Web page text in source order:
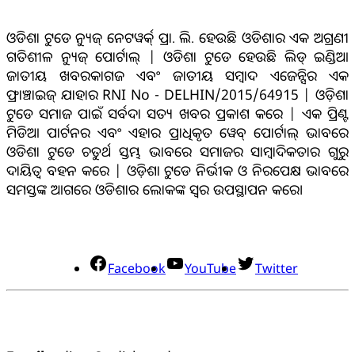
ଓଡିଶା ଟୁଡେ ନ୍ୟୁଜ୍ ନେଟୱର୍କ୍ ପ୍ରା. ଲି. ହେଉଛି ଓଡିଶାର ଏକ ଅଗ୍ରଣୀ
ଗତିଶୀଳ ନ୍ୟୁଜ୍ ପୋର୍ଟାଲ୍ | ଓଡିଶା ଟୁଡେ ହେଉଛି ଲିଡ୍ ଇଣ୍ଡିଆ
ଜାତୀୟ ଖବରକାଗଜ ଏବଂ ଜାତୀୟ ସମ୍ବାଦ ଏଜେନ୍ସିର ଏକ
ଫ୍ରାଞ୍ଚାଇଜ୍ ଯାହାର RNI No - DELHIN/2015/64915 | ଓଡ଼ିଶା
ଟୁଡେ ସମାଜ ପାଇଁ ସର୍ବଦା ସତ୍ୟ ଖବର ପ୍ରକାଶ କରେ | ଏକ ପ୍ରିଣ୍ଟ
ମିଡିଆ ପାର୍ଟନର ଏବଂ ଏହାର ପ୍ରାଧିକୃତ ୱେବ୍ ପୋର୍ଟାଲ୍ ଭାବରେ
ଓଡିଶା ଟୁଡେ ଚତୁର୍ଥ ସ୍ତମ୍ଭ ଭାବରେ ସମାଜର ସାମ୍ବାଦିକତାର ଗୁରୁ
ଦାୟିତ୍ବ ବହନ କରେ | ଓଡ଼ିଶା ଟୁଡେ ନିର୍ଭୀକ ଓ ନିରପେକ୍ଷ ଭାବରେ
ସମସ୍ତଙ୍କ ଆଗରେ ଓଡିଶାର ଲୋକଙ୍କ ସ୍ୱର ଉପସ୍ଥାପନ କରେ।
Facebook YouTube Twitter